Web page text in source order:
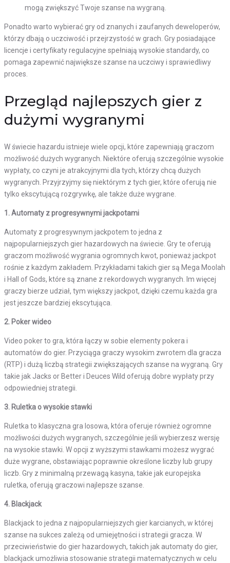
mogą zwiększyć Twoje szanse na wygraną.
Ponadto warto wybierać gry od znanych i zaufanych deweloperów,
którzy dbają o uczciwość i przejrzystość w grach. Gry posiadające
licencje i certyfikaty regulacyjne spełniają wysokie standardy, co
pomaga zapewnić największe szanse na uczciwy i sprawiedliwy
proces.
Przegląd najlepszych gier z
dużymi wygranymi
W świecie hazardu istnieje wiele opcji, które zapewniają graczom
możliwość dużych wygranych. Niektóre oferują szczególnie wysokie
wypłaty, co czyni je atrakcyjnymi dla tych, którzy chcą dużych
wygranych. Przyjrzyjmy się niektórym z tych gier, które oferują nie
tylko ekscytującą rozgrywkę, ale także duże wygrane.
1. Automaty z progresywnymi jackpotami
Automaty z progresywnym jackpotem to jedna z
najpopularniejszych gier hazardowych na świecie. Gry te oferują
graczom możliwość wygrania ogromnych kwot, ponieważ jackpot
rośnie z każdym zakładem. Przykładami takich gier są Mega Moolah
i Hall of Gods, które są znane z rekordowych wygranych. Im więcej
graczy bierze udział, tym większy jackpot, dzięki czemu każda gra
jest jeszcze bardziej ekscytująca.
2. Poker wideo
Video poker to gra, która łączy w sobie elementy pokera i
automatów do gier. Przyciąga graczy wysokim zwrotem dla gracza
(RTP) i dużą liczbą strategii zwiększających szanse na wygraną. Gry
takie jak Jacks or Better i Deuces Wild oferują dobre wypłaty przy
odpowiedniej strategii.
3. Ruletka o wysokie stawki
Ruletka to klasyczna gra losowa, która oferuje również ogromne
możliwości dużych wygranych, szczególnie jeśli wybierzesz wersję
na wysokie stawki. W opcji z wyższymi stawkami możesz wygrać
duże wygrane, obstawiając poprawnie określone liczby lub grupy
liczb. Gry z minimalną przewagą kasyna, takie jak europejska
ruletka, oferują graczowi najlepsze szanse.
4. Blackjack
Blackjack to jedna z najpopularniejszych gier karcianych, w której
szanse na sukces zależą od umiejętności i strategii gracza. W
przeciwieństwie do gier hazardowych, takich jak automaty do gier,
blackjack umożliwia stosowanie strategii matematycznych w celu